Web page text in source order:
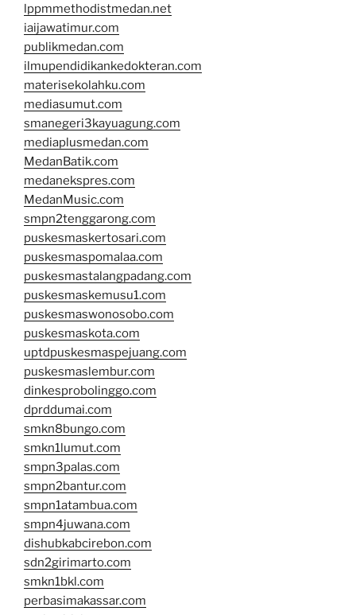
lppmmethodistmedan.net
iaijawatimur.com
publikmedan.com
ilmupendidikankedokteran.com
materisekolahku.com
mediasumut.com
smanegeri3kayuagung.com
mediaplusmedan.com
MedanBatik.com
medanekspres.com
MedanMusic.com
smpn2tenggarong.com
puskesmaskertosari.com
puskesmaspomalaa.com
puskesmastalangpadang.com
puskesmaskemusu1.com
puskesmaswonosobo.com
puskesmaskota.com
uptdpuskesmaspejuang.com
puskesmaslembur.com
dinkesprobolinggo.com
dprddumai.com
smkn8bungo.com
smkn1lumut.com
smpn3palas.com
smpn2bantur.com
smpn1atambua.com
smpn4juwana.com
dishubkabcirebon.com
sdn2girimarto.com
smkn1bkl.com
perbasimakassar.com